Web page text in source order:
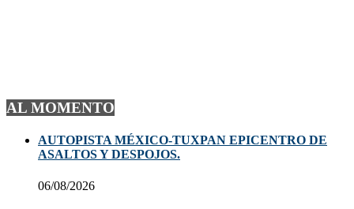
AL MOMENTO
AUTOPISTA MÉXICO-TUXPAN EPICENTRO DE
ASALTOS Y DESPOJOS.
06/08/2026